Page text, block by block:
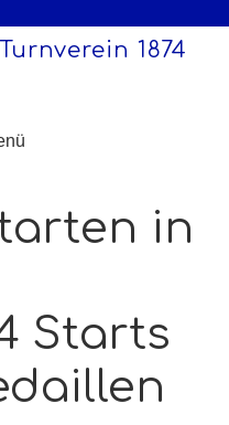
1874
in
Starts